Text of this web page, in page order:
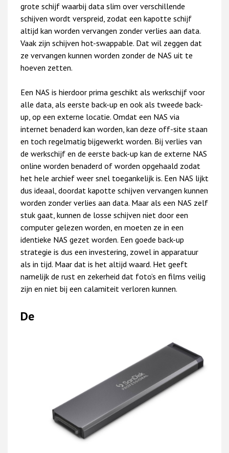
grote schijf waarbij data slim over verschillende
schijven wordt verspreid, zodat een kapotte schijf
altijd kan worden vervangen zonder verlies aan data.
Vaak zijn schijven hot-swappable. Dat wil zeggen dat
ze vervangen kunnen worden zonder de NAS uit te
hoeven zetten.
Een NAS is hierdoor prima geschikt als werkschijf voor
alle data, als eerste back-up en ook als tweede back-
up, op een externe locatie. Omdat een NAS via
internet benaderd kan worden, kan deze off-site staan
en toch regelmatig bijgewerkt worden. Bij verlies van
de werkschijf en de eerste back-up kan de externe NAS
online worden benaderd of worden opgehaald zodat
het hele archief weer snel toegankelijk is. Een NAS lijkt
dus ideaal, doordat kapotte schijven vervangen kunnen
worden zonder verlies aan data. Maar als een NAS zelf
stuk gaat, kunnen de losse schijven niet door een
computer gelezen worden, en moeten ze in een
identieke NAS gezet worden. Een goede back-up
strategie is dus een investering, zowel in apparatuur
als in tijd. Maar dat is het altijd waard. Het geeft
namelijk de rust en zekerheid dat foto’s en films veilig
zijn en niet bij een calamiteit verloren kunnen.
De